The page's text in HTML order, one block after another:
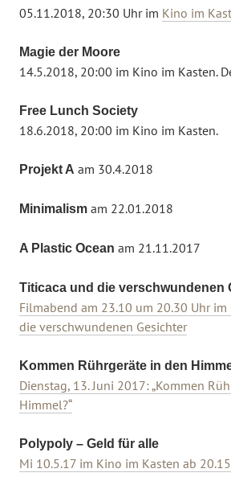
05.11.2018, 20:30 Uhr im Kino im
Magie der Moore
14.5.2018, 20:00 im Kino im Kasten.
Free Lunch Society
18.6.2018, 20:00 im Kino im Kasten.
Projekt A am 30.4.2018
Minimalism am 22.01.2018
A Plastic Ocean am 21.11.2017
Titicaca und die verschwundenen
Filmabend am 23.10 um 20.30 Uhr im
die verschwundenen Gesichter
Kommen Rührgeräte in den
Dienstag, 13. Juni 2017: „Kommen
Himmel?“
Polypoly – Geld für alle
Mi 10.5.17 im Kino im Kasten ab